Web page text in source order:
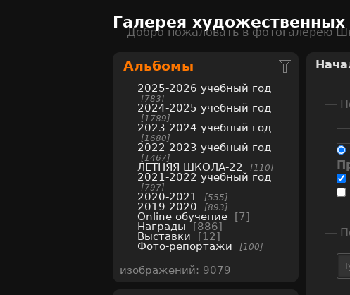
Галерея
Добро пожаловать в фотогалерею
Альбомы
2025-2026 учебный год
783
2024-2025 учебный год
1789
2023-2024 учебный год
1680
2022-2023 учебный год
1467
ЛЕТНЯЯ ШКОЛА-22 110
2021-2022 учебный год
797
2020-2021 555
2019-2020 893
Online обучение
7
Награды
886
Выставки
12
Фото-репортажи
100
изображений: 9079